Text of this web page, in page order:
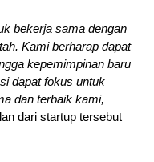
bekerja sama dengan
Kami berharap dapat
kepemimpinan baru
dapat fokus untuk
dan terbaik kami,
dari startup tersebut